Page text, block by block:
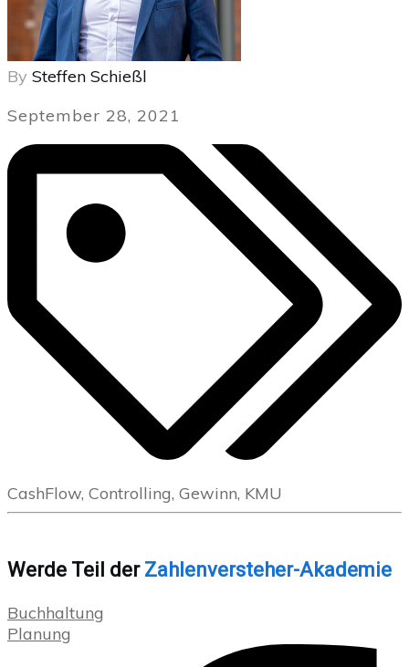
By Steffen Schießl
September 28, 2021
CashFlow, Controlling, Gewinn, KMU
Werde Teil der Zahlenversteher-Akademie
Buchhaltung
Planung